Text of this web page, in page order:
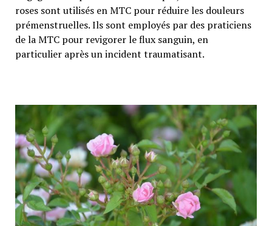
roses sont utilisés en MTC pour réduire les douleurs
prémenstruelles. Ils sont employés par des praticiens
de la MTC pour revigorer le flux sanguin, en
particulier après un incident traumatisant.